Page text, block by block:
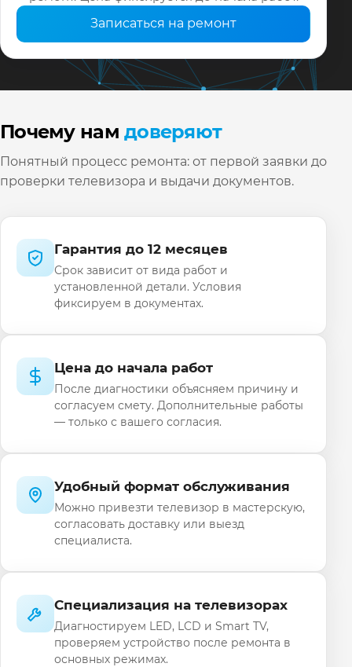
Записаться на ремонт
Почему намдоверяют
Понятный процесс ремонта: от первой заявки до
проверки телевизора и выдачи документов.
Гарантия до 12 месяцев
Срок зависит от вида работ и
установленной детали. Условия
фиксируем в документах.
Цена до начала работ
После диагностики объясняем причину и
согласуем смету. Дополнительные работы
— только с вашего согласия.
Удобный формат обслуживания
Можно привезти телевизор в мастерскую,
согласовать доставку или выезд
специалиста.
Специализация на телевизорах
Диагностируем LED, LCD и Smart TV,
проверяем устройство после ремонта в
основных режимах.